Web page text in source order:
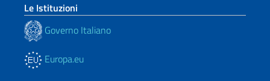
Le Istituzioni
Governo Italiano
Europa.eu